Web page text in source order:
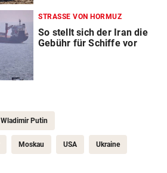
STRASSE VON HORMUZ
So stellt sich der Iran die
Gebühr für Schiffe vor
Wladimir Putin
Moskau USA Ukraine